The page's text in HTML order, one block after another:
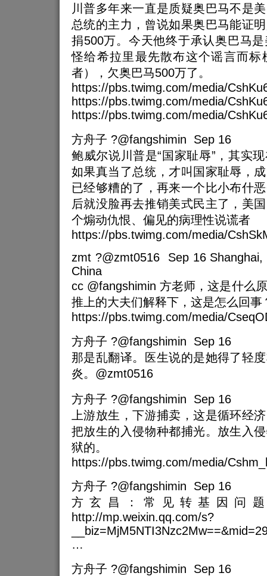
川普多年来一直是质疑奥巴马不是
总统的主力，曾说如果奥巴马能证
捐500万。今天他终于承认奥巴马
怪给希拉里最先散布这个谣言而标
者），欠奥巴马500万了。
https://pbs.twimg.com/media/
https://pbs.twimg.com/media/
https://pbs.twimg.com/media/
方舟子 ?@fangshimin Sep 16
鲍威尔说川普是“国家耻辱”，其实
如果真当了总统，才叫国家耻辱，
已经够糟的了，再来一个比小布什
后就没脸再去推销美式民主了，美
个煽动仇恨、偏见的病理性说谎者
https://pbs.twimg.com/media/
zmt ?@zmt0516 Sep 16 Shanghai,
China
cc @fangshimin 方老师，这是什么
推上的大夫们解释下，这是怎么回事
https://pbs.twimg.com/media/
方舟子 ?@fangshimin Sep 16
那是乱翻译。医生说的是她得了轻
炎。@zmt0516
方舟子 ?@fangshimin Sep 16
上游放生，下游捕卖，这是循环经
把放生的入侵物种都捕光。放生入
狱的。
https://pbs.twimg.com/media/
方舟子 ?@fangshimin Sep 16
方玄昌：常见转基因问
http://mp.weixin.qq.com/s?
…
方舟子 ?@fangshimin Sep 16